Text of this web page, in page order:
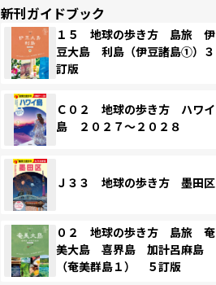
新刊ガイドブック
１５ 地球の歩き方 島旅 伊
豆大島 利島（伊豆諸島①）３
訂版
Ｃ０２ 地球の歩き方 ハワイ
島 ２０２７～２０２８
Ｊ３３ 地球の歩き方 墨田区
０２ 地球の歩き方 島旅 奄
美大島 喜界島 加計呂麻島
（奄美群島１） ５訂版